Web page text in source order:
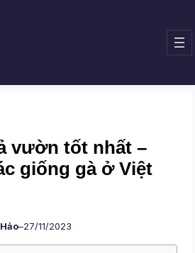
vườn tốt nhất –
giống gà ở Việt
–27/11/2023